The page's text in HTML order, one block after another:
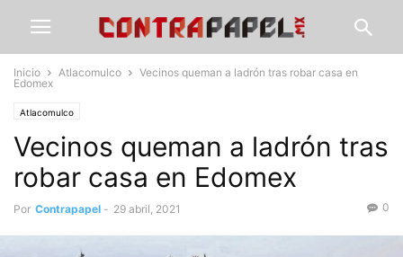
Inicio Atlacomulco
Vecinos queman a ladrón tras robar casa en
Edomex
Atlacomulco
Vecinos queman a ladrón tras
robar casa en Edomex
Por Contrapapel - 29 abril, 2021 0